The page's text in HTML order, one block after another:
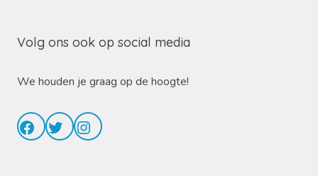
Volg ons ook op social media
We houden je graag op de hoogte!
Facebook
TwitterInstagram